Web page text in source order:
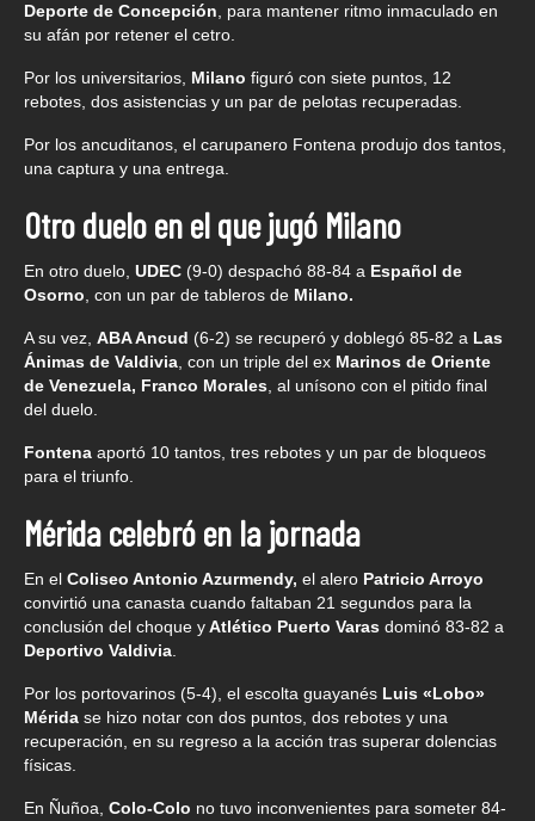
Deporte de Concepción, para mantener ritmo inmaculado en
su afán por retener el cetro.
Por los universitarios, Milano figuró con siete puntos, 12
rebotes, dos asistencias y un par de pelotas recuperadas.
Por los ancuditanos, el carupanero Fontena produjo dos tantos,
una captura y una entrega.
Otro duelo en el que jugó Milano
En otro duelo, UDEC (9-0) despachó 88-84 a Español de
Osorno, con un par de tableros de Milano.
A su vez, ABA Ancud (6-2) se recuperó y doblegó 85-82 a Las
Ánimas de Valdivia, con un triple del ex Marinos de Oriente
de Venezuela, Franco Morales, al unísono con el pitido final
del duelo.
Fontena aportó 10 tantos, tres rebotes y un par de bloqueos
para el triunfo.
Mérida celebró en la jornada
En el Coliseo Antonio Azurmendy, el alero Patricio Arroyo
convirtió una canasta cuando faltaban 21 segundos para la
conclusión del choque yAtlético Puerto Varas dominó 83-82 a
Deportivo Valdivia.
Por los portovarinos (5-4), el escolta guayanés Luis «Lobo»
Mérida se hizo notar con dos puntos, dos rebotes y una
recuperación, en su regreso a la acción tras superar dolencias
físicas.
En Ñuñoa, Colo-Colo no tuvo inconvenientes para someter 84-